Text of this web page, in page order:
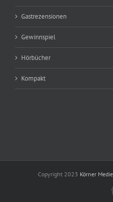
Gastrezensionen
Gewinnspiel
Hörbücher
Kompakt
Copyright 2023 Körner